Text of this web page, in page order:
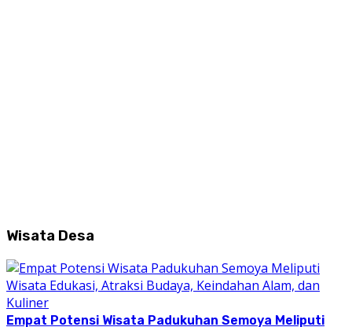
Wisata Desa
Empat Potensi Wisata Padukuhan Semoya Meliputi